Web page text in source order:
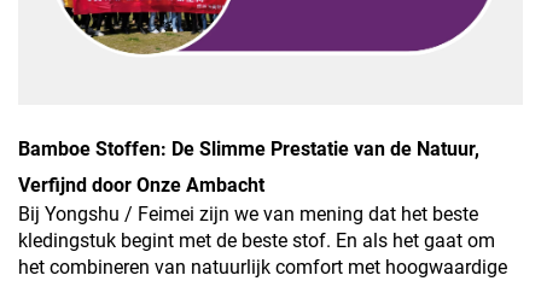
Bamboe Stoffen: De Slimme Prestatie van de Natuur,
Verfijnd door Onze Ambacht
Bij Yongshu / Feimei zijn we van mening dat het beste
kledingstuk begint met de beste stof. En als het gaat om
het combineren van natuurlijk comfort met hoogwaardige